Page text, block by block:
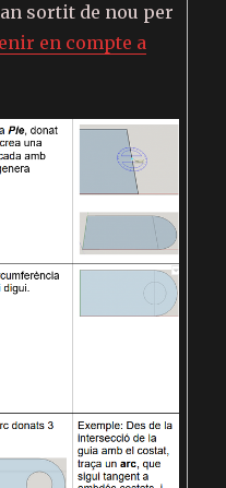
sortit de nou per
en compte a